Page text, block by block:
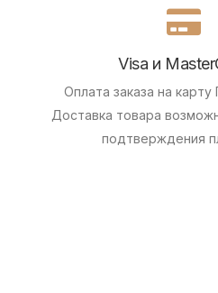
Visa и
Оплата заказа на карту
Доставка товара
подтверждения